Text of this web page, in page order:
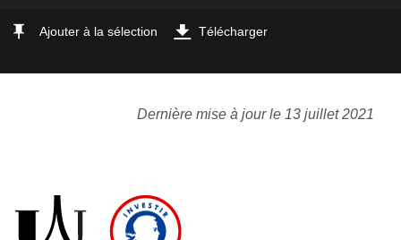
Ajouter à la sélection Télécharger
Dernière mise à jour le 13 juillet 2021